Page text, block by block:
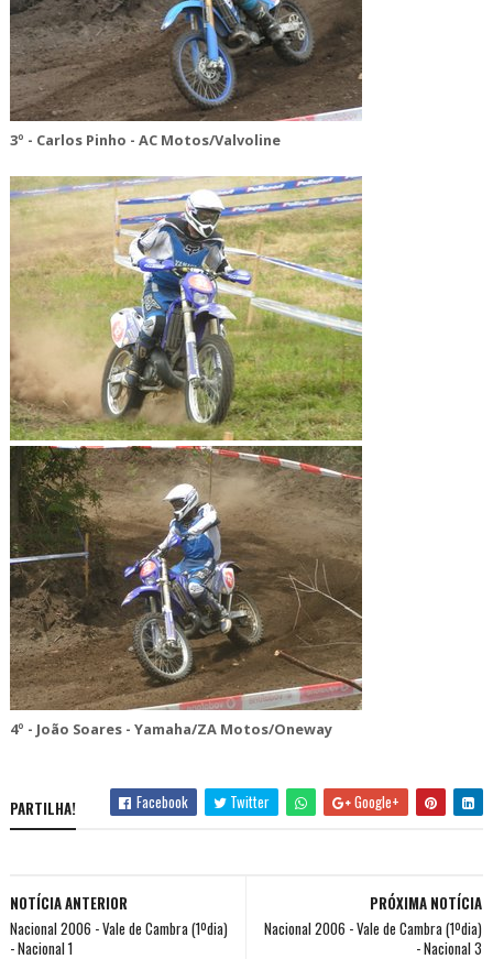
3º - Carlos Pinho - AC Motos/Valvoline
4º - João Soares - Yamaha/ZA Motos/Oneway
PARTILHA! Facebook Twitter Google+
PRÓXIMA NOTÍCIA
Nacional 2006 - Vale de Cambra (1ºdia)
- Nacional 3
NOTÍCIA ANTERIOR
Nacional 2006 - Vale de Cambra (1ºdia)
- Nacional 1